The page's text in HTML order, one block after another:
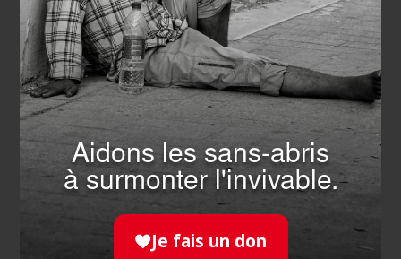
éventuelle infection liée au Covid-19.
Les patients ayant une insuffisance rénale
chronique dialysée ;
Les personnes en situation d’obésité, dont
l’indice de masse corporelle est supérieur à
30kg/m² ;
Les personnes malades atteintes d’un
cancer évolutif, sous traitement (hors
hormonothérapie).
Aidons les sans-abris
à surmonter l'invivable.
Je fais un don